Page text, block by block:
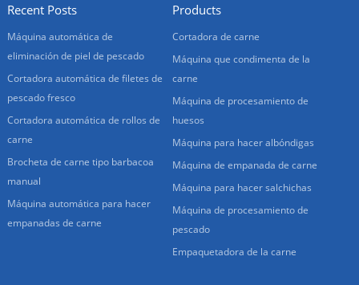
Recent Posts
Máquina automática de
eliminación de piel de pescado
Cortadora automática de filetes de
pescado fresco
Cortadora automática de rollos de
carne
Brocheta de carne tipo barbacoa
manual
Máquina automática para hacer
empanadas de carne
Products
Cortadora de carne
Máquina que condimenta de la
carne
Máquina de procesamiento de
huesos
Máquina para hacer albóndigas
Máquina de empanada de carne
Máquina para hacer salchichas
Máquina de procesamiento de
pescado
Empaquetadora de la carne